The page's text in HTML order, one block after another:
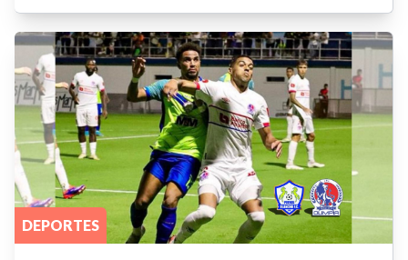
DEPORTES